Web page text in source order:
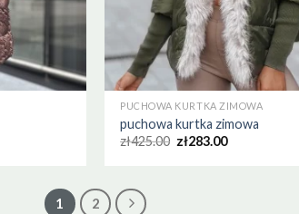
PUCHOWA KURTKA ZIMOWA
puchowa kurtka zimowa
zł425.00 zł283.00
1 2